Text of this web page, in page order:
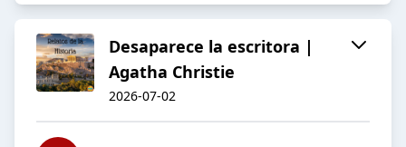
Desaparece la escritora |
Agatha Christie
2026-07-02